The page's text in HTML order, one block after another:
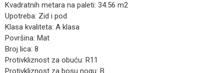
Kvadratnih metara na paleti: 34.56 m2
Upotreba: Zid i pod
Klasa kvaliteta: A klasa
Površina: Mat
Broj lica: 8
Protivkliznost za obuću: R11
Protivkliznost za bosu nogu: B